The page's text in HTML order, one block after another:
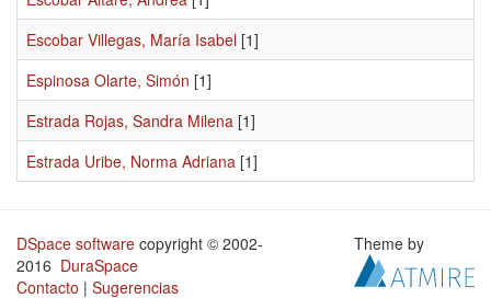
Escobar Villegas, María Isabel [1]
Espinosa Olarte, Simón [1]
Estrada Rojas, Sandra Milena [1]
Estrada Uribe, Norma Adriana [1]
DSpace software copyright © 2002-
2016 DuraSpace
Contacto | Sugerencias
Theme by